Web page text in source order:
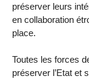
préserver leurs
en collaboration
place.
Toutes les forces
préserver l’Etat et